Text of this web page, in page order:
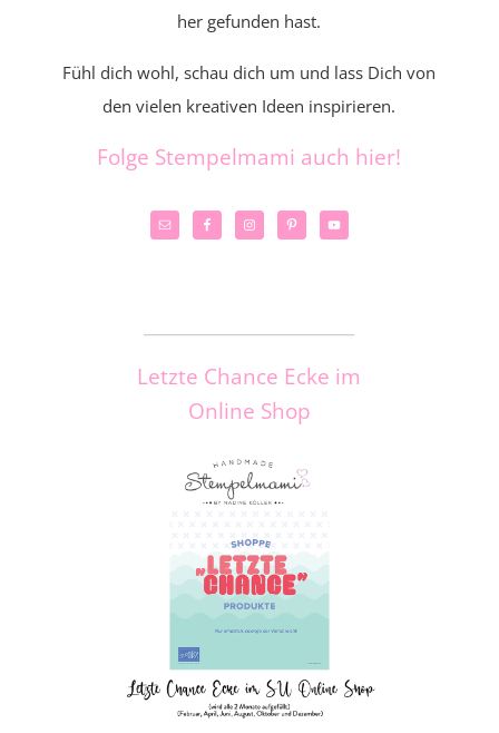
her gefunden hast.
Fühl dich wohl, schau dich um und lass Dich von
den vielen kreativen Ideen inspirieren.
Folge Stempelmami auch hier!
Letzte Chance Ecke im
Online Shop